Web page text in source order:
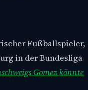
Fußballspieler,
in der Bundesliga
Gomez könnte